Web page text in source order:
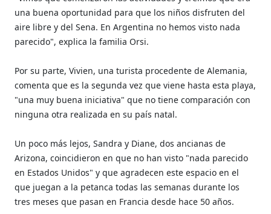
una buena oportunidad para que los niños disfruten del
aire libre y del Sena. En Argentina no hemos visto nada
parecido", explica la familia Orsi.
Por su parte, Vivien, una turista procedente de Alemania,
comenta que es la segunda vez que viene hasta esta playa,
"una muy buena iniciativa" que no tiene comparación con
ninguna otra realizada en su país natal.
Un poco más lejos, Sandra y Diane, dos ancianas de
Arizona, coincidieron en que no han visto "nada parecido
en Estados Unidos" y que agradecen este espacio en el
que juegan a la petanca todas las semanas durante los
tres meses que pasan en Francia desde hace 50 años.